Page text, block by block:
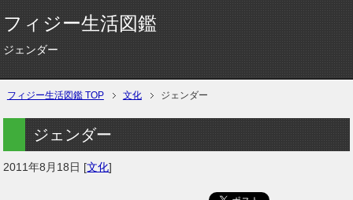
フィジー生活図鑑
ジェンダー
フィジー生活図鑑 TOP 文化 ジェンダー
ジェンダー
2011年8月18日 [文化]